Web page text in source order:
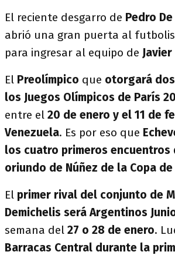
El reciente desgarro de Pedro
abrió una gran puerta al
para ingresar al equipo de
El Preolímpico que otorgará
los Juegos Olímpicos de París
entre el 20 de enero y el 11 de
Venezuela. Es por eso que
los cuatro primeros encuentros
oriundo de Núñez de la Copa
El primer rival del conjunto de
Demichelis será Argentinos
semana del 27 o 28 de enero.
Barracas Central durante la